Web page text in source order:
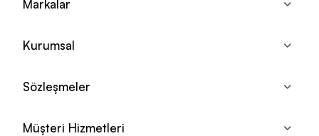
Markalar
Kurumsal
Sözleşmeler
Müşteri Hizmetleri